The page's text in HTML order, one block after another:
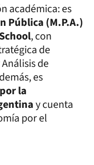
académica: es
Pública (M.P.A.)
, con
de
de
es
la
y cuenta
por el